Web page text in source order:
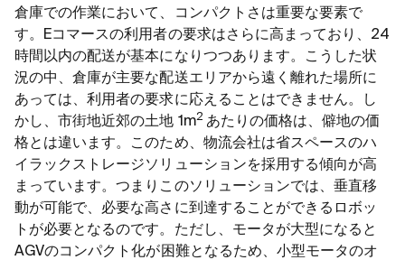
倉庫での作業において、コンパクトさは重要な要素で
す。Eコマースの利用者の要求はさらに高まっており、24
時間以内の配送が基本になりつつあります。こうした状
況の中、倉庫が主要な配送エリアから遠く離れた場所に
あっては、利用者の要求に応えることはできません。し
かし、市街地近郊の土地 1m2あたりの価格は、僻地の価
格とは違います。このため、物流会社は省スペースのハ
イラックストレージソリューションを採用する傾向が高
まっています。つまりこのソリューションでは、垂直移
動が可能で、必要な高さに到達することができるロボッ
トが必要となるのです。ただし、モータが大型になると
AGVのコンパクト化が困難となるため、小型モータのオ